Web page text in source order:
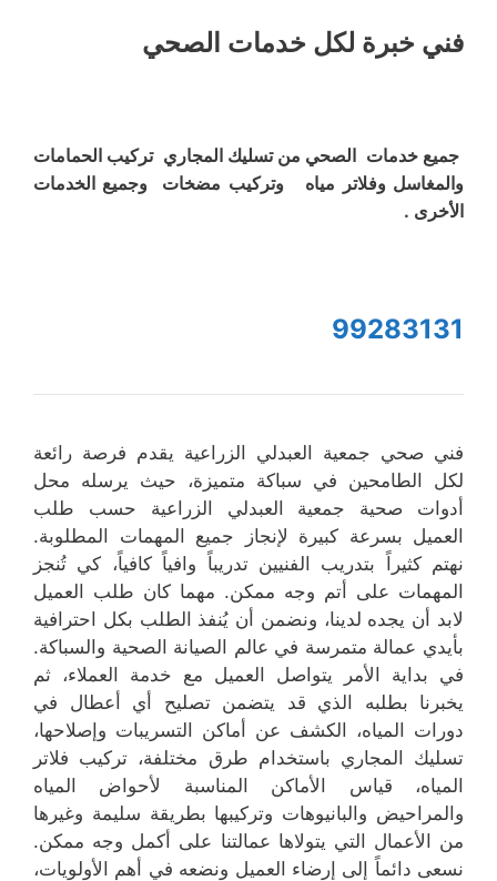
فني خبرة لكل خدمات الصحي
جميع خدمات الصحي من تسليك المجاري تركيب الحمامات
والمغاسل وفلاتر مياه وتركيب مضخات وجميع الخدمات
الأخرى .
99283131
فني صحي جمعية العبدلي الزراعية يقدم فرصة رائعة
لكل الطامحين في سباكة متميزة، حيث يرسله محل
أدوات صحية جمعية العبدلي الزراعية حسب طلب
العميل بسرعة كبيرة لإنجاز جميع المهمات المطلوبة.
نهتم كثيراً بتدريب الفنيين تدريباً وافياً كافياً، كي تُنجز
المهمات على أتم وجه ممكن. مهما كان طلب العميل
لابد أن يجده لدينا، ونضمن أن يُنفذ الطلب بكل احترافية
بأيدي عمالة متمرسة في عالم الصيانة الصحية والسباكة.
في بداية الأمر يتواصل العميل مع خدمة العملاء، ثم
يخبرنا بطلبه الذي قد يتضمن تصليح أي أعطال في
دورات المياه، الكشف عن أماكن التسريبات وإصلاحها،
تسليك المجاري باستخدام طرق مختلفة، تركيب فلاتر
المياه، قياس الأماكن المناسبة لأحواض المياه
والمراحيض والبانيوهات وتركيبها بطريقة سليمة وغيرها
من الأعمال التي يتولاها عمالتنا على أكمل وجه ممكن.
نسعى دائماً إلى إرضاء العميل ونضعه في أهم الأولويات،